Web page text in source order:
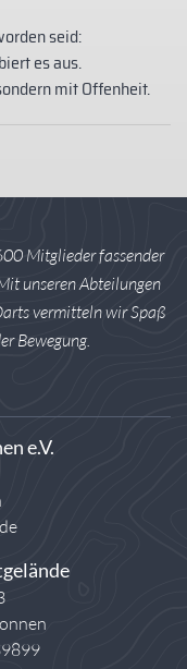
seid:
es aus.
mit Offenheit.
Mitglieder fassender
unseren Abteilungen
vermitteln wir Spaß
Bewegung.
e.V.